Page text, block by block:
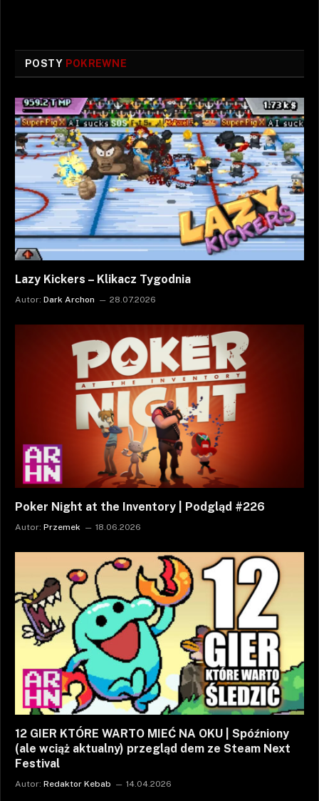
POSTY POKREWNE
Lazy Kickers – Klikacz Tygodnia
Autor: Dark Archon 28.07.2026
Poker Night at the Inventory | Podgląd #226
Autor: Przemek 18.06.2026
12 GIER KTÓRE WARTO MIEĆ NA OKU | Spóźniony
(ale wciąż aktualny) przegląd dem ze Steam Next
Festival
Autor: Redaktor Kebab 14.04.2026